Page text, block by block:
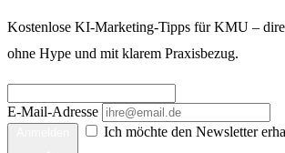
Kostenlose KI-Marketing-Tipps für KMU –
ohne Hype und mit klarem Praxisbezug.
E-Mail-Adresse
Ich möchte den Newsletter